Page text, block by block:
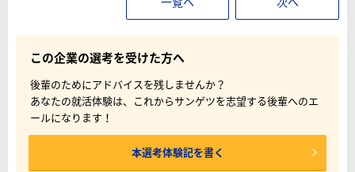
この企業の選考を受けた方へ
後輩のためにアドバイスを残しませんか？
あなたの就活体験は、これからサンゲツを志望する後輩へのエ
ールになります！
本選考体験記を書く